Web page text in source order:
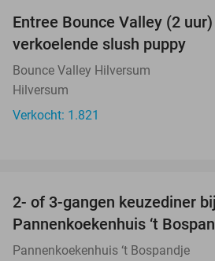
Entree Bounce Valley (2
verkoelende slush puppy
Bounce Valley Hilversum
Hilversum
Verkocht: 1.821
2- of 3-gangen keuzediner bij
Pannenkoekenhuis ‘t
Pannenkoekenhuis ‘t Bospandje